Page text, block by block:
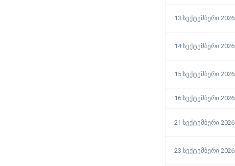
13 სექტემბერი 2026
14 სექტემბერი 2026
15 სექტემბერი 2026
16 სექტემბერი 2026
21 სექტემბერი 2026
23 სექტემბერი 2026